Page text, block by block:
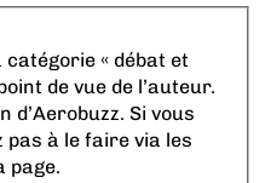
catégorie « débat et
de vue de l’auteur.
d’Aerobuzz. Si vous
pas à le faire via les
page.